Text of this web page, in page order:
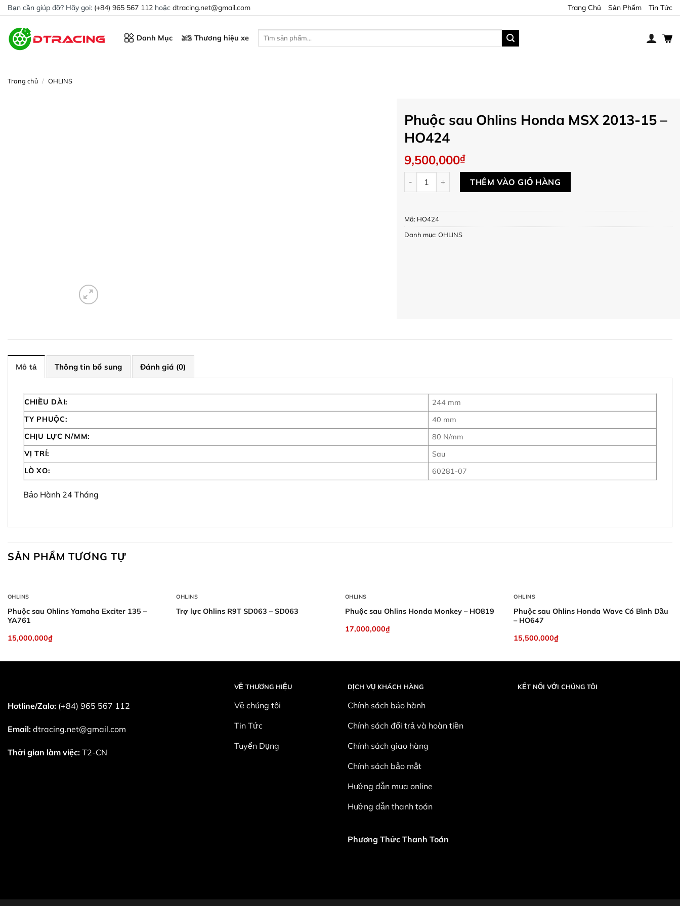
Chuyển
đến
nội
dung
Bạn cần giúp đỡ? Hãy gọi: (+84) 965 567 112 hoặc dtracing.net@gmail.com Trang Chủ Sản Phẩm Tin Tức
Danh Mục Thương hiệu xe
Tìm
Trang chủ / OHLINS
Phuộc sau Ohlins Honda MSX 2013-15 –
HO424
9,500,000₫
Phuộc sau Ohlins Honda MSX 2013-15 - HO424 số lượng
THÊM VÀO GIỎ HÀNG
Mã: HO424
Danh mục:OHLINS
Mô tả Thông tin bổ sung Đánh giá (0)
CHIỀU DÀI:
244 mm
TY PHUỘC:
40 mm
CHỊU LỰC N/MM:
80 N/mm
VỊ TRÍ:
Sau
LÒ XO:
60281-07
Bảo Hành 24 Tháng
SẢN PHẨM TƯƠNG TỰ
OHLINS
Phuộc sau Ohlins Yamaha Exciter 135 –
YA761
15,000,000₫
OHLINS
Trợ lực Ohlins R9T SD063 – SD063
OHLINS
Phuộc sau Ohlins Honda Monkey – HO819
17,000,000₫
OHLINS
Phuộc sau Ohlins Honda Wave Có Bình Dầu
– HO647
15,500,000₫
Hotline/Zalo: (+84) 965 567 112
Email: dtracing.net@gmail.com
Thời gian làm việc: T2-CN
VỀ THƯƠNG HIỆU
Về chúng tôi
Tin Tức
Tuyển Dụng
DỊCH VỤ KHÁCH HÀNG
Chính sách bảo hành
Chính sách đổi trả và hoàn tiền
Chính sách giao hàng
Chính sách bảo mật
Hướng dẫn mua online
Hướng dẫn thanh toán
Phương Thức Thanh Toán
KẾT NỐI VỚI CHÚNG TÔI